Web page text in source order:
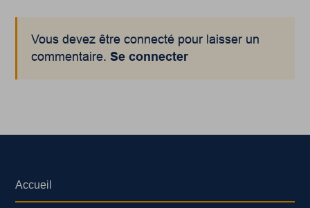
Vous devez être connecté pour laisser un
commentaire.Se connecter
Accueil